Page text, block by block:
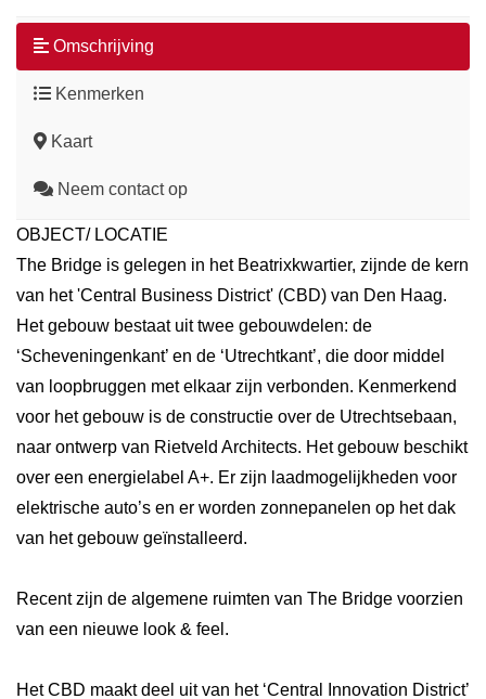
Omschrijving
Kenmerken
Kaart
Neem contact op
OBJECT/ LOCATIE
The Bridge is gelegen in het Beatrixkwartier, zijnde de kern
van het 'Central Business District' (CBD) van Den Haag.
Het gebouw bestaat uit twee gebouwdelen: de
‘Scheveningenkant’ en de ‘Utrechtkant’, die door middel
van loopbruggen met elkaar zijn verbonden. Kenmerkend
voor het gebouw is de constructie over de Utrechtsebaan,
naar ontwerp van Rietveld Architects. Het gebouw beschikt
over een energielabel A+. Er zijn laadmogelijkheden voor
elektrische auto’s en er worden zonnepanelen op het dak
van het gebouw geïnstalleerd.
Recent zijn de algemene ruimten van The Bridge voorzien
van een nieuwe look & feel.
Het CBD maakt deel uit van het ‘Central Innovation District’